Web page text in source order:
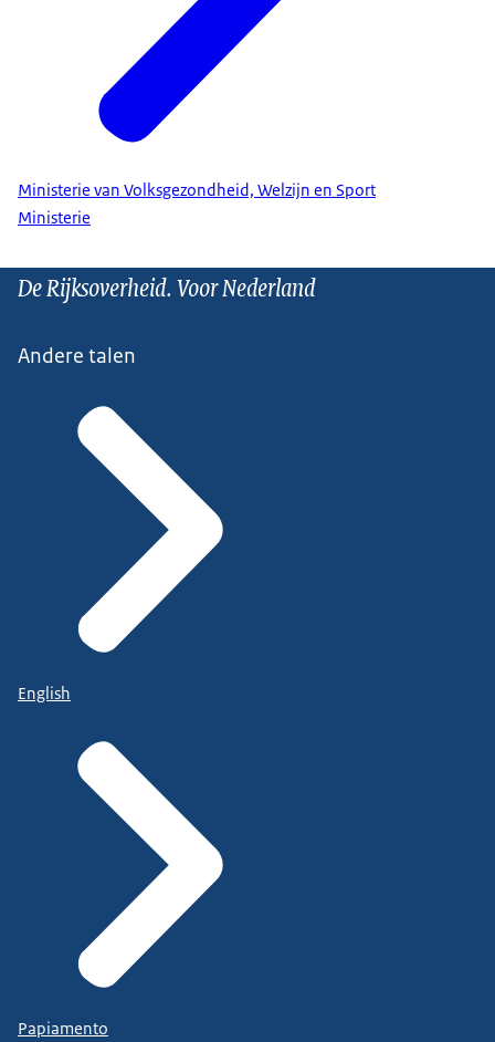
Ministerie van Volksgezondheid, Welzijn en Sport
Ministerie
De Rijksoverheid. Voor Nederland
Andere talen
English
Papiamento